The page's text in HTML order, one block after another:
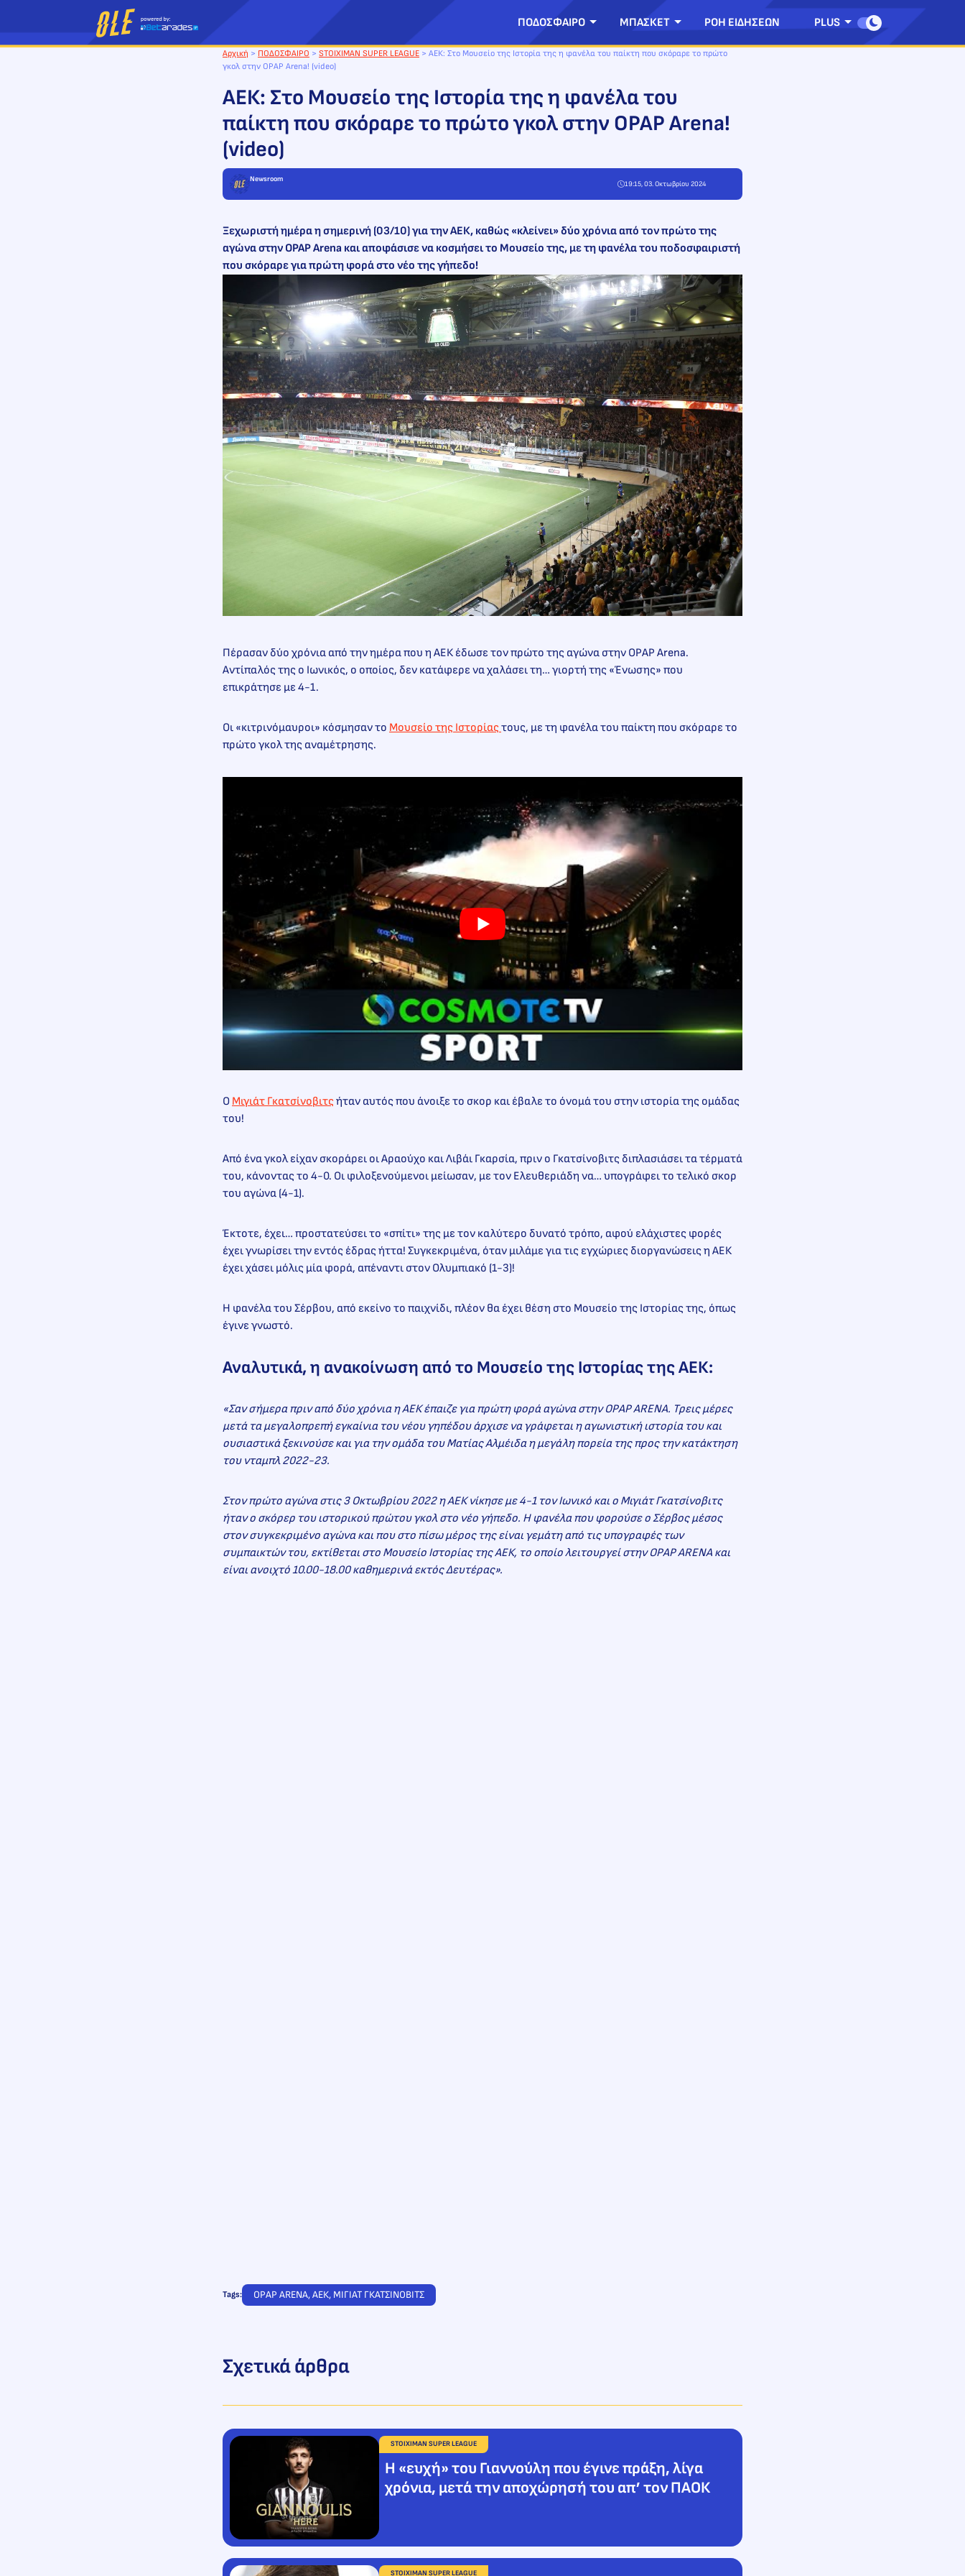
περιεχόμενο
ΠΟΔΟΣΦΑΙΡΟ ΜΠΑΣΚΕΤ ΡΟΗ ΕΙΔΗΣΕΩΝ PLUS
Αρχική > ΠΟΔΟΣΦΑΙΡΟ > STOIXIMAN SUPER LEAGUE > ΑΕΚ: Στο Μουσείο της Ιστορία της η φανέλα του παίκτη που σκόραρε το πρώτο
γκολ στην OPAP Arena! (video)
ΑΕΚ: Στο Μουσείο της Ιστορία της η φανέλα του
παίκτη που σκόραρε το πρώτο γκολ στην OPAP Arena!
(video)
Newsroom
19:15, 03. Οκτωβρίου 2024
Ξεχωριστή ημέρα η σημερινή (03/10) για την ΑΕΚ, καθώς «κλείνει» δύο χρόνια από τον πρώτο της
αγώνα στην OPAP Arena και αποφάσισε να κοσμήσει το Μουσείο της, με τη φανέλα του ποδοσφαιριστή
που σκόραρε για πρώτη φορά στο νέο της γήπεδο!
Πέρασαν δύο χρόνια από την ημέρα που η ΑΕΚ έδωσε τον πρώτο της αγώνα στην OPAP Arena.
Αντίπαλός της ο Ιωνικός, ο οποίος, δεν κατάφερε να χαλάσει τη… γιορτή της «Ένωσης» που
επικράτησε με 4-1.
Οι «κιτρινόμαυροι» κόσμησαν το Μουσείο της Ιστορίας τους, με τη φανέλα του παίκτη που σκόραρε το
πρώτο γκολ της αναμέτρησης.
Ο Μιγιάτ Γκατσίνοβιτς ήταν αυτός που άνοιξε το σκορ και έβαλε το όνομά του στην ιστορία της ομάδας
του!
Από ένα γκολ είχαν σκοράρει οι Αραούχο και Λιβάι Γκαρσία, πριν ο Γκατσίνοβιτς διπλασιάσει τα τέρματά
του, κάνοντας το 4-0. Οι φιλοξενούμενοι μείωσαν, με τον Ελευθεριάδη να… υπογράφει το τελικό σκορ
του αγώνα (4-1).
Έκτοτε, έχει… προστατεύσει το «σπίτι» της με τον καλύτερο δυνατό τρόπο, αφού ελάχιστες φορές
έχει γνωρίσει την εντός έδρας ήττα! Συγκεκριμένα, όταν μιλάμε για τις εγχώριες διοργανώσεις η ΑΕΚ
έχει χάσει μόλις μία φορά, απέναντι στον Ολυμπιακό (1-3)!
Η φανέλα του Σέρβου, από εκείνο το παιχνίδι, πλέον θα έχει θέση στο Μουσείο της Ιστορίας της, όπως
έγινε γνωστό.
Αναλυτικά, η ανακοίνωση από το Μουσείο της Ιστορίας της ΑΕΚ:
«Σαν σήμερα πριν από δύο χρόνια η ΑΕΚ έπαιζε για πρώτη φορά αγώνα στην OPAP ARENA. Τρεις μέρες
μετά τα μεγαλοπρεπή εγκαίνια του νέου γηπέδου άρχισε να γράφεται η αγωνιστική ιστορία του και
ουσιαστικά ξεκινούσε και για την ομάδα του Ματίας Αλμέιδα η μεγάλη πορεία της προς την κατάκτηση
του νταμπλ 2022-23.
Στον πρώτο αγώνα στις 3 Οκτωβρίου 2022 η ΑΕΚ νίκησε με 4-1 τον Ιωνικό και ο Μιγιάτ Γκατσίνοβιτς
ήταν ο σκόρερ του ιστορικού πρώτου γκολ στο νέο γήπεδο. Η φανέλα που φορούσε ο Σέρβος μέσος
στον συγκεκριμένο αγώνα και που στο πίσω μέρος της είναι γεμάτη από τις υπογραφές των
συμπαικτών του, εκτίθεται στο Μουσείο Ιστορίας της ΑΕΚ, το οποίο λειτουργεί στην OPAP ARENA και
είναι ανοιχτό 10.00-18.00 καθημερινά εκτός Δευτέρας».
Tags: OPAP ARENA, ΑΕΚ, ΜΙΓΙΑΤ ΓΚΑΤΣΙΝΟΒΙΤΣ
Σχετικά άρθρα
STOIXIMAN SUPER LEAGUE
Η «ευχή» του Γιαννούλη που έγινε πράξη, λίγα
χρόνια, μετά την αποχώρησή του απ’ τον ΠΑΟΚ
STOIXIMAN SUPER LEAGUE